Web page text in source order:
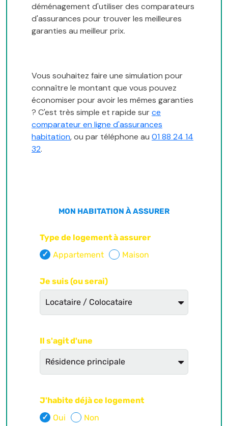
déménagement d'utiliser des comparateurs
d'assurances pour trouver les meilleures
garanties au meilleur prix.
Vous souhaitez faire une simulation pour
connaître le montant que vous pouvez
économiser pour avoir les mêmes garanties
? C'est très simple et rapide surce
comparateur en ligne d'assurances
habitation, ou par téléphone au 01 88 24 14
32.